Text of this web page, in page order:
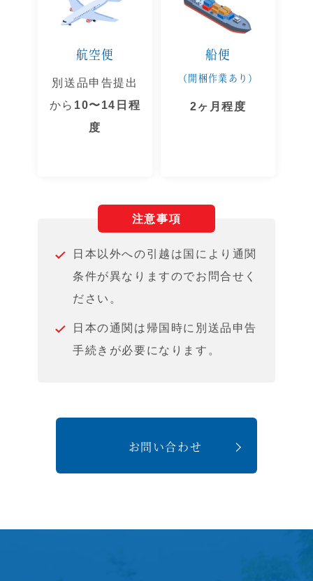
航空便
別送品申告提出
から 10〜14日程
度
船便
（開梱作業あり）
2ヶ月程度
注意事項
日本以外への引越は国により通関
条件が異なりますのでお問合せく
ださい。
日本の通関は帰国時に別送品申告
手続きが必要になります。
お問い合わせ